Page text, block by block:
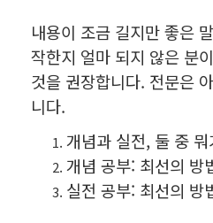
내용이 조금 길지만 좋은
작한지 얼마 되지 않은 분
것을 권장합니다. 전문은
니다.
개념과 실전, 둘 중
개념 공부: 최선의 방
실전 공부: 최선의 방